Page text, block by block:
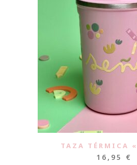
TAZA TÉRMICA
16,95 €